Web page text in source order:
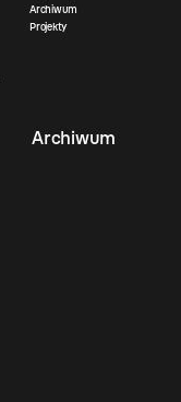
Archiwum
Projekty
Archiwum